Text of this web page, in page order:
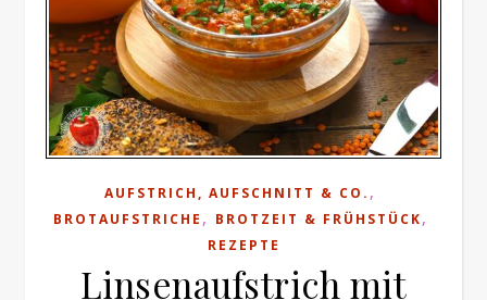
AUFSTRICH, AUFSCHNITT & CO. ,
BROTAUFSTRICHE , BROTZEIT & FRÜHSTÜCK,
REZEPTE
Linsenaufstrich mit